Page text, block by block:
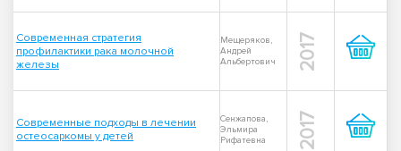
Современная стратегия
профилактики рака молочной
железы
Мещеряков,
Андрей
Альбертович
2017
Современные подходы в лечении
остеосаркомы у детей
Сенжапова,
Эльмира
Рифатевна
2017